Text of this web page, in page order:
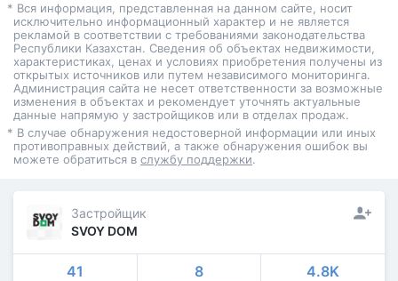
* Вся информация, представленная на данном сайте, носит
исключительно информационный характер и не является
рекламой в соответствии с требованиями законодательства
Республики Казахстан. Сведения об объектах недвижимости,
характеристиках, ценах и условиях приобретения получены из
открытых источников или путем независимого мониторинга.
Администрация сайта не несет ответственности за возможные
изменения в объектах и рекомендует уточнять актуальные
данные напрямую у застройщиков или в отделах продаж.
* В случае обнаружения недостоверной информации или иных
противоправных действий, а также обнаружения ошибок вы
можете обратиться в службу поддержки.
Застройщик
SVOY DOM
41 8 4.8K